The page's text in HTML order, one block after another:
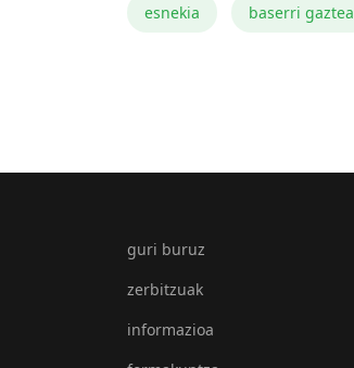
esnekia baserri gaztea
guri buruz
zerbitzuak
informazioa